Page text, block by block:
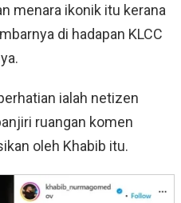
menara ikonik itu kerana
di hadapan KLCC
ialah netizen
ruangan komen
oleh Khabib itu.